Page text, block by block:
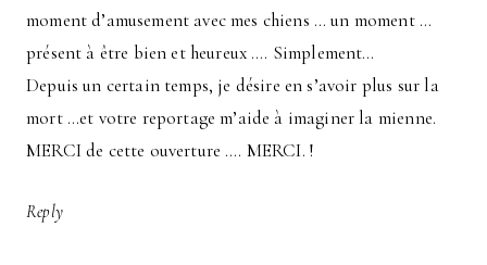
moment d’amusement avec mes chiens … un moment …
présent à être bien et heureux …. Simplement…
Depuis un certain temps, je désire en s’avoir plus sur la
mort …et votre reportage m’aide à imaginer la mienne.
MERCI de cette ouverture …. MERCI. !
Reply